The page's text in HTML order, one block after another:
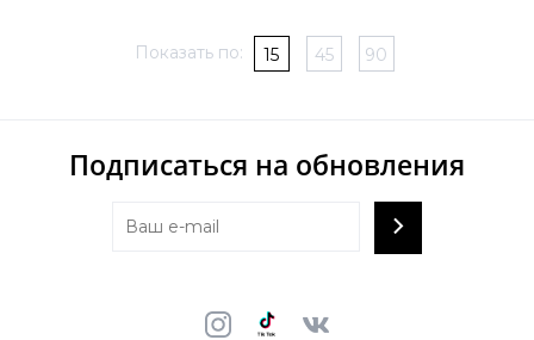
Показать по: 15 45 90
Подписаться на обновления